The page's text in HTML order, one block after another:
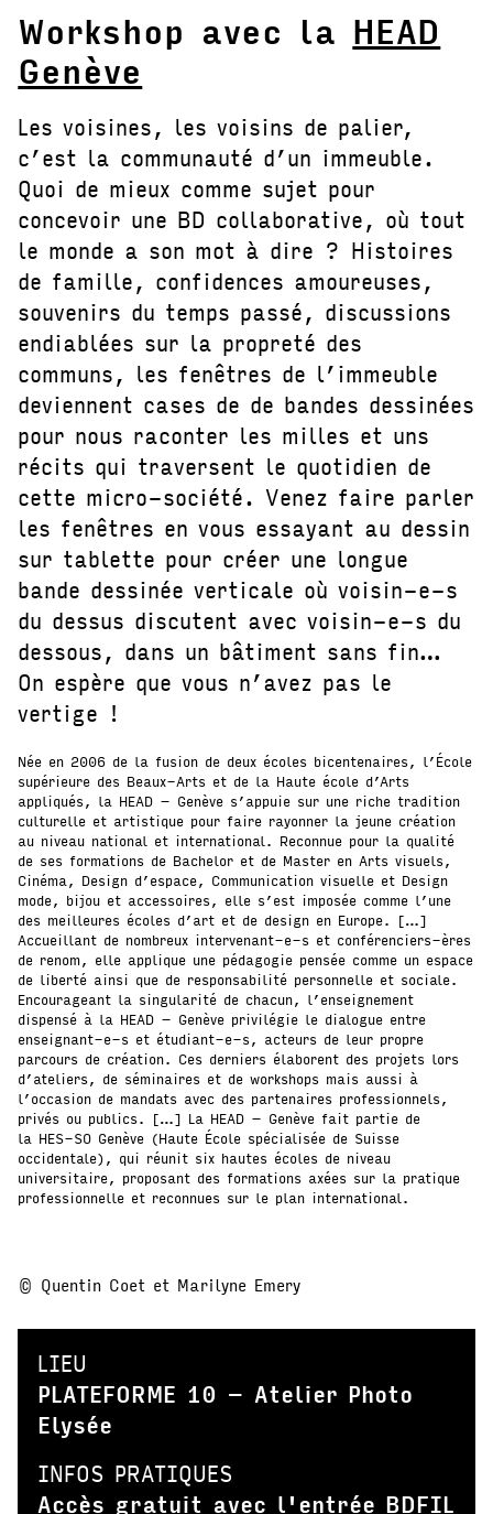
Workshop avec la HEAD
Genève
Les voisines, les voisins de palier,
c’est la communauté d’un immeuble.
Quoi de mieux comme sujet pour
concevoir une BD collaborative, où tout
le monde a son mot à dire ? Histoires
de famille, confidences amoureuses,
souvenirs du temps passé, discussions
endiablées sur la propreté des
communs, les fenêtres de l’immeuble
deviennent cases de de bandes dessinées
pour nous raconter les milles et uns
récits qui traversent le quotidien de
cette micro-société. Venez faire parler
les fenêtres en vous essayant au dessin
sur tablette pour créer une longue
bande dessinée verticale où voisin-e-s
du dessus discutent avec voisin-e-s du
dessous, dans un bâtiment sans fin…
On espère que vous n’avez pas le
vertige !
Née en 2006 de la fusion de deux écoles bicentenaires, l’École
supérieure des Beaux-Arts et de la Haute école d’Arts
appliqués, la HEAD – Genève s’appuie sur une riche tradition
culturelle et artistique pour faire rayonner la jeune création
au niveau national et international. Reconnue pour la qualité
de ses formations de Bachelor et de Master en Arts visuels,
Cinéma, Design d’espace, Communication visuelle et Design
mode, bijou et accessoires, elle s’est imposée comme l’une
des meilleures écoles d’art et de design en Europe. […]
Accueillant de nombreux intervenant-e-s et conférenciers-ères
de renom, elle applique une pédagogie pensée comme un espace
de liberté ainsi que de responsabilité personnelle et sociale.
Encourageant la singularité de chacun, l’enseignement
dispensé à la HEAD – Genève privilégie le dialogue entre
enseignant-e-s et étudiant-e-s, acteurs de leur propre
parcours de création. Ces derniers élaborent des projets lors
d’ateliers, de séminaires et de workshops mais aussi à
l’occasion de mandats avec des partenaires professionnels,
privés ou publics. […] La HEAD – Genève fait partie de
la HES-SO Genève (Haute École spécialisée de Suisse
occidentale), qui réunit six hautes écoles de niveau
universitaire, proposant des formations axées sur la pratique
professionnelle et reconnues sur le plan international.
© Quentin Coet et Marilyne Emery
LIEU
PLATEFORME 10 – Atelier Photo
Elysée
INFOS PRATIQUES
Accès gratuit avec l'entrée BDFIL